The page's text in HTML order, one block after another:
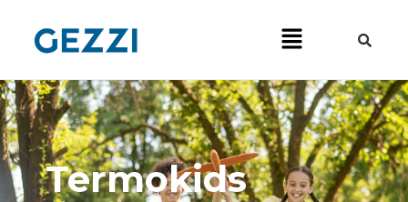
Termokids